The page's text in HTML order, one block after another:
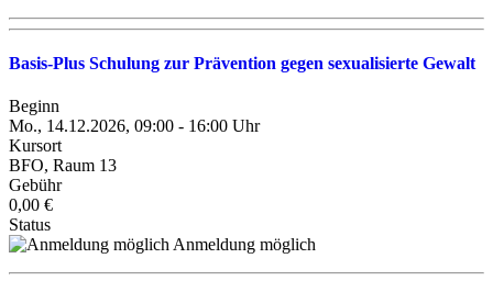
Basis-Plus Schulung zur Prävention gegen sexualisierte Gewalt
Beginn
Mo., 14.12.2026, 09:00 - 16:00 Uhr
Kursort
BFO, Raum 13
Gebühr
0,00 €
Status
Anmeldung möglich